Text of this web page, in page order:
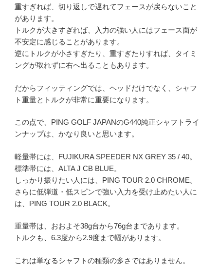
重すぎれば、切り返しで遅れてフェースが戻らないこと
があります。
トルクが大きすぎれば、入力の強い人にはフェース面が
不安定に感じることがあります。
逆にトルクが小さすぎたり、重すぎたりすれば、タイミ
ングが取れずに右へ出ることもあります。
だからフィッティングでは、ヘッドだけでなく、シャフ
ト重量とトルクが非常に重要になります。
この点で、PING GOLF JAPANのG440純正シャフトライ
ンナップは、かなり良いと思います。
軽量帯には、FUJIKURA SPEEDER NX GREY 35 / 40。
標準帯には、ALTA J CB BLUE。
しっかり振りたい人には、PING TOUR 2.0 CHROME。
さらに低弾道・低スピンで強い入力を受け止めたい人に
は、PING TOUR 2.0 BLACK。
重量帯は、おおよそ38g台から76g台まであります。
トルクも、6.3度から2.9度まで幅があります。
これは単なるシャフトの種類の多さではありません。